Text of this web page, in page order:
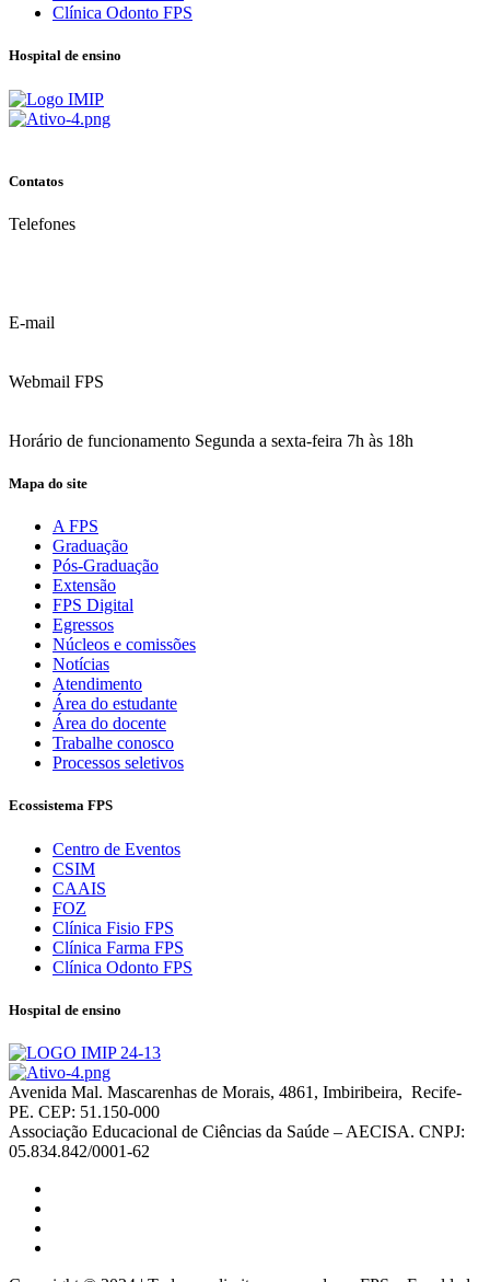
Clínica Odonto FPS
Hospital de ensino
Contatos
Telefones
E-mail
Webmail FPS
Horário de funcionamento Segunda a sexta-feira 7h às 18h
Mapa do site
A FPS
Graduação
Pós-Graduação
Extensão
FPS Digital
Egressos
Núcleos e comissões
Notícias
Atendimento
Área do estudante
Área do docente
Trabalhe conosco
Processos seletivos
Ecossistema FPS
Centro de Eventos
CSIM
CAAIS
FOZ
Clínica Fisio FPS
Clínica Farma FPS
Clínica Odonto FPS
Hospital de ensino
Avenida Mal. Mascarenhas de Morais, 4861, Imbiribeira, Recife-
PE. CEP: 51.150-000
Associação Educacional de Ciências da Saúde – AECISA. CNPJ:
05.834.842/0001-62